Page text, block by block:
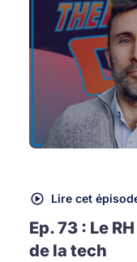
Lire cet
Ep. 73 : Le
de la tech